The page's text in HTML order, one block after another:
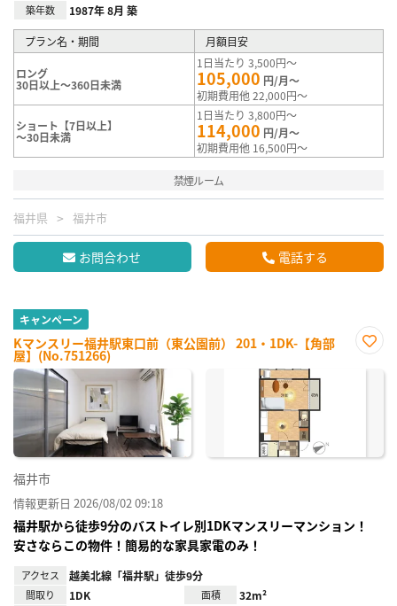
築年数 1987年 8月 築
プラン名・期間 月額目安
ロング
30日以上～360日未満
1日当たり 3,500円～
105,000 円/月～
初期費用他 22,000円～
ショート【7日以上】
～30日未満
1日当たり 3,800円～
114,000 円/月～
初期費用他 16,500円～
禁煙ルーム
福井県 福井市
お問合わせ 電話する
キャンペーン
Kマンスリー福井駅東口前（東公園前） 201・1DK-【角部
屋】(No.751266)
に入
福井市
情報更新日 2026/08/02 09:18
福井駅から徒歩9分のバストイレ別1DKマンスリーマンション！
安さならこの物件！簡易的な家具家電のみ！
アクセス 越美北線「福井駅」徒歩9分
間取り 1DK 面積 32m²